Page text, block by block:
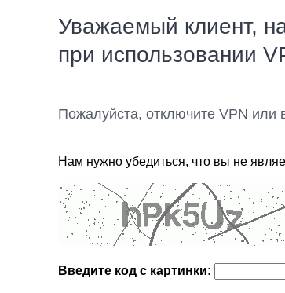
Уважаемый клиент,
при использовании
Пожалуйста, отключите VPN или
Нам нужно убедиться, что вы не
Введите код с картинки: